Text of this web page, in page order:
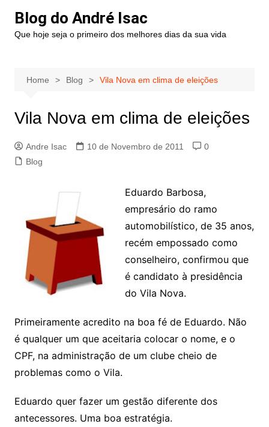
Blog do André Isac
Que hoje seja o primeiro dos melhores dias da sua vida
Home Blog Vila Nova em clima de eleições
Vila Nova em clima de eleições
Andre Isac 10 de Novembro de 2011
0
Blog
Eduardo Barbosa,
empresário do ramo
automobilístico, de 35 anos,
recém empossado como
conselheiro, confirmou que
é candidato à presidência
do Vila Nova.
Primeiramente acredito na boa fé de Eduardo. Não
é qualquer um que aceitaria colocar o nome, e o
CPF, na administração de um clube cheio de
problemas como o Vila.
Eduardo quer fazer um gestão diferente dos
antecessores. Uma boa estratégia.